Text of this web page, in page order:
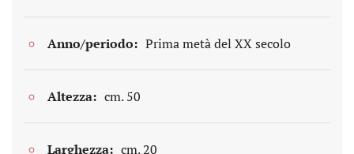
Anno/periodo: Prima metà del XX secolo
Altezza: cm. 50
Larghezza: cm. 20